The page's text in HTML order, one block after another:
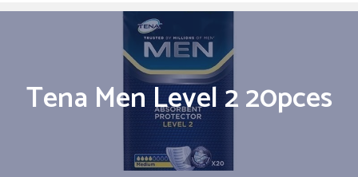
Tena Men Level 2 20pces